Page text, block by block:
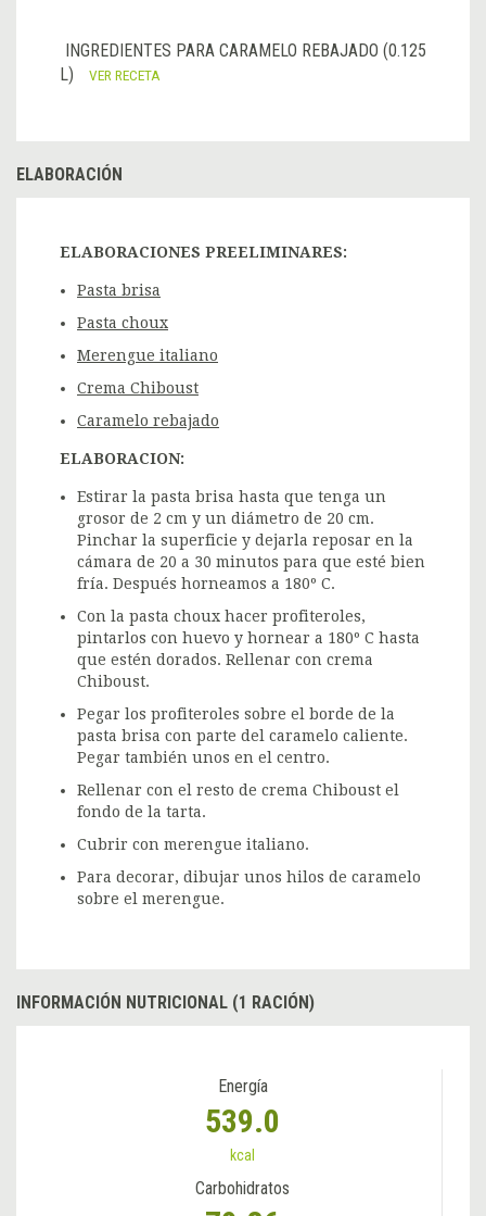
INGREDIENTES PARA CARAMELO REBAJADO (0.125
L)
VER RECETA
ELABORACIÓN
ELABORACIONES PREELIMINARES:
Pasta brisa
Pasta choux
Merengue italiano
Crema Chiboust
Caramelo rebajado
ELABORACION:
Estirar la pasta brisa hasta que tenga un
grosor de 2 cm y un diámetro de 20 cm.
Pinchar la superficie y dejarla reposar en la
cámara de 20 a 30 minutos para que esté bien
fría. Después horneamos a 180º C.
Con la pasta choux hacer profiteroles,
pintarlos con huevo y hornear a 180º C hasta
que estén dorados. Rellenar con crema
Chiboust.
Pegar los profiteroles sobre el borde de la
pasta brisa con parte del caramelo caliente.
Pegar también unos en el centro.
Rellenar con el resto de crema Chiboust el
fondo de la tarta.
Cubrir con merengue italiano.
Para decorar, dibujar unos hilos de caramelo
sobre el merengue.
INFORMACIÓN NUTRICIONAL (1 RACIÓN)
Energía
539.0
kcal
Carbohidratos